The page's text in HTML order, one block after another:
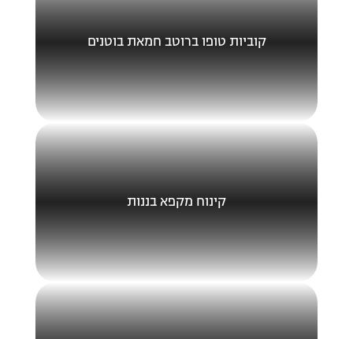
קוביות טופו ברוטב חמאת בוטנים
קינוח מקפא בננות